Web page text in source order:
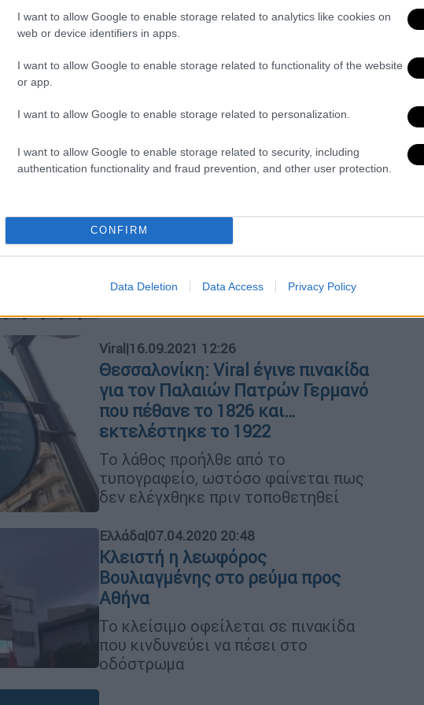
I want to allow Google to enable storage related to analytics like cookies on
web or device identifiers in apps.
I want to allow Google to enable storage related to functionality of the website
or app.
I want to allow Google to enable storage related to personalization.
I want to allow Google to enable storage related to security, including
authentication functionality and fraud prevention, and other user protection.
CONFIRM
Data Deletion Data Access Privacy Policy
translate
Τι τονίζει η Περιφέρεια για τα
αγγλόφωνους όρους
Viral| 29.09.2021 12:06
Πεδίον του Άρεως: Η επική
που «έριξε» το Διαδίκτυο
Η μετάφραση δεν έμεινε ασχολίαστη
Viral |16.09.2021 12:26
Θεσσαλονίκη: Viral έγινε πινακίδα
για τον Παλαιών Πατρών Γερμανό
που πέθανε το 1826 και…
εκτελέστηκε το 1922
Το λάθος προήλθε από το
τυπογραφείο, ωστόσο φαίνεται πως
δεν ελέγχθηκε πριν τοποθετηθεί
Ελλάδα|07.04.2020 20:48
Κλειστή η λεωφόρος
Βουλιαγμένης στο ρεύμα προς
Αθήνα
Το κλείσιμο οφείλεται σε πινακίδα
που κινδυνεύει να πέσει στο
οδόστρωμα